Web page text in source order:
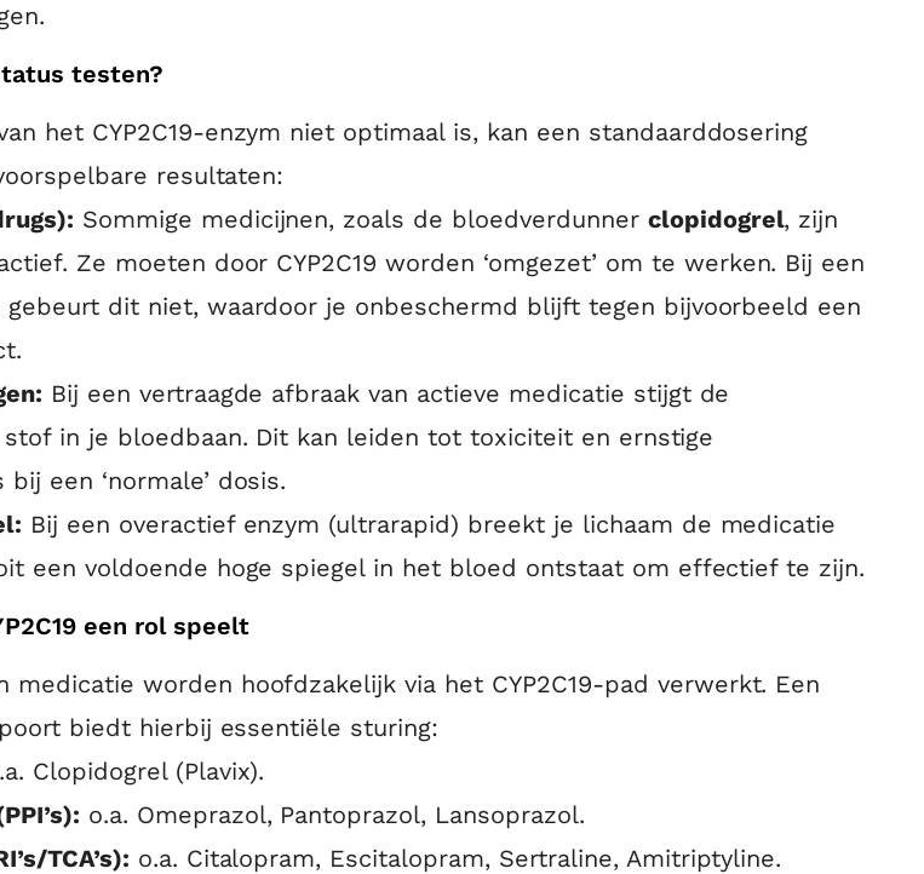
testen?
het CYP2C19-enzym niet optimaal is, kan een standaarddosering
resultaten:
Sommige medicijnen, zoals de bloedverdunner clopidogrel, zijn
Ze moeten door CYP2C19 worden ‘omgezet’ om te werken. Bij een
gebeurt dit niet, waardoor je onbeschermd blijft tegen bijvoorbeeld een
Bij een vertraagde afbraak van actieve medicatie stijgt de
in je bloedbaan. Dit kan leiden tot toxiciteit en ernstige
een ‘normale’ dosis.
Bij een overactief enzym (ultrarapid) breekt je lichaam de medicatie
een voldoende hoge spiegel in het bloed ontstaat om effectief te zijn.
een rol speelt
medicatie worden hoofdzakelijk via het CYP2C19-pad verwerkt. Een
biedt hierbij essentiële sturing:
Clopidogrel (Plavix).
o.a. Omeprazol, Pantoprazol, Lansoprazol.
TCA’s): o.a. Citalopram, Escitalopram, Sertraline, Amitriptyline.